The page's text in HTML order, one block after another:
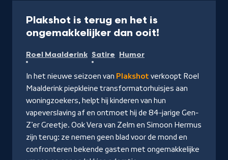
Plakshot is terug en het is
ongemakkelijker dan ooit!
NPO
Start
Roel Maalderink Satire Humor
In het nieuwe seizoen van Plakshot verkoopt Roel
Maalderink piepkleine transformatorhuisjes aan
woningzoekers, helpt hij kinderen van hun
vapeverslaving af en ontmoet hij de 84-jarige Gen-
Z’er Greetje. Ook Vera van Zelm en Simoon Hermus
zijn terug: ze nemen geen blad voor de mond en
confronteren bekende gasten met ongemakkelijke